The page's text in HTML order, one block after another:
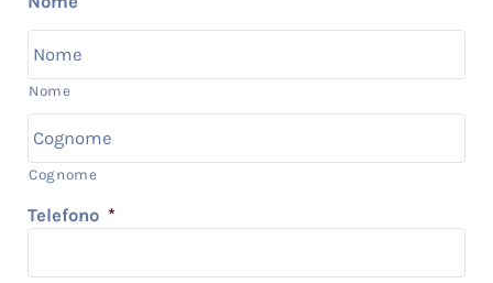
Nome
Cognome
Telefono *